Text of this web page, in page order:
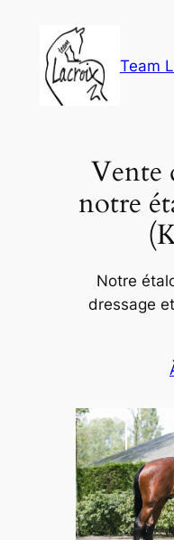
contenu
Team
Vente
notre
Notre
dressage